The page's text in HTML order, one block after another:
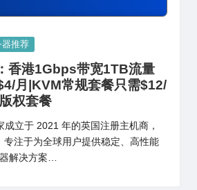
器推荐
香港1Gbps带宽1TB流量
月|KVM常规套餐只需$12/
权套餐
成立于 2021 年的英国注册主机商，
专注于为全球用户提供稳定、高性能
解决方案…